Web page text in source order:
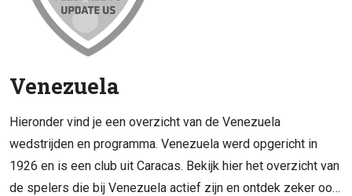
Venezuela
Hieronder vind je een overzicht van de Venezuela
wedstrijden en programma. Venezuela werd opgericht in
1926 en is een club uit Caracas. Bekijk hier het overzicht van
de spelers die bij Venezuela actief zijn en ontdek zeker ook